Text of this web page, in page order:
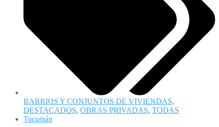
BARRIOS Y CONJUNTOS DE VIVIENDAS,
DESTACADOS, OBRAS PRIVADAS, TODAS
Tucumán